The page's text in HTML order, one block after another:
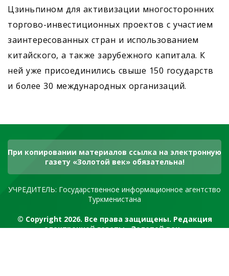
Цзиньпином для активизации многосторонних
торгово-инвестиционных проектов с участием
заинтересованных стран и использованием
китайского, а также зарубежного капитала. К
ней уже присоединились свыше 150 государств
и более 30 международных организаций.
При копировании материалов ссылка на электронную
газету «Золотой век» обязательна!
УЧРЕДИТЕЛЬ: Государственное информационное агентство
Туркменистана
© Copyright 2026. Все права защищены. Редакция
электронной газеты «Золотой век»